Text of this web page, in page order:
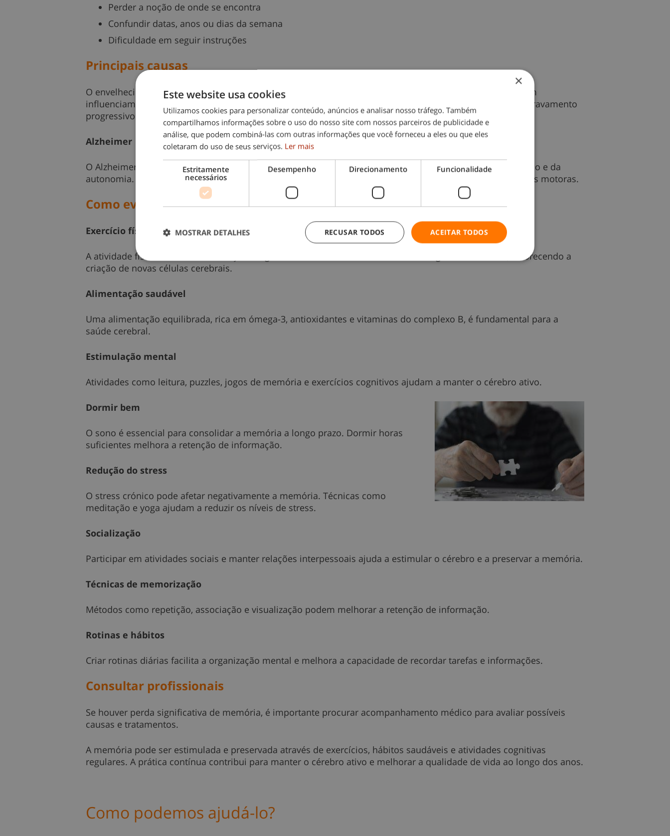
Perder a noção de onde se encontra
Confundir datas, anos ou dias da semana
Dificuldade em seguir instruções
Principais causas
O envelhecimento natural pode afetar a memória. Problemas emocionais, como depressão e luto, também
influenciam a capacidade de recordar. Além disso, doenças como demência e Alzheimer provocam um agravamento
progressivo das funções cognitivas.
Alzheimer
O Alzheimer é uma doença grave que afeta os neurónios e provoca deterioração da memória, da orientação e da
autonomia. Em fases mais avançadas, a pessoa pode deixar de reconhecer familiares e perder capacidades motoras.
Como evitar a perda de memória
Exercício físico
A atividade física melhora a circulação sanguínea e aumenta o fornecimento de oxigénio ao cérebro, favorecendo a
criação de novas células cerebrais.
Alimentação saudável
Uma alimentação equilibrada, rica em ómega-3, antioxidantes e vitaminas do complexo B, é fundamental para a
saúde cerebral.
Estimulação mental
Atividades como leitura, puzzles, jogos de memória e exercícios cognitivos ajudam a manter o cérebro ativo.
Dormir bem
O sono é essencial para consolidar a memória a longo prazo. Dormir horas
suficientes melhora a retenção de informação.
Redução do stress
O stress crónico pode afetar negativamente a memória. Técnicas como
meditação e yoga ajudam a reduzir os níveis de stress.
Socialização
Participar em atividades sociais e manter relações interpessoais ajuda a estimular o cérebro e a preservar a memória.
Técnicas de memorização
Métodos como repetição, associação e visualização podem melhorar a retenção de informação.
Rotinas e hábitos
Criar rotinas diárias facilita a organização mental e melhora a capacidade de recordar tarefas e informações.
Consultar profissionais
Se houver perda significativa de memória, é importante procurar acompanhamento médico para avaliar possíveis
causas e tratamentos.
A memória pode ser estimulada e preservada através de exercícios, hábitos saudáveis e atividades cognitivas
regulares. A prática contínua contribui para manter o cérebro ativo e melhorar a qualidade de vida ao longo dos anos.
Como podemos ajudá-lo?
×
Este website usa cookies
Utilizamos cookies para personalizar conteúdo, anúncios e analisar nosso tráfego. Também
compartilhamos informações sobre o uso do nosso site com nossos parceiros de publicidade e
análise, que podem combiná-las com outras informações que você forneceu a eles ou que eles
coletaram do uso de seus serviços. Ler mais
Estritamente
necessários
Desempenho Direcionamento Funcionalidade
ACEITAR TODOS
RECUSAR TODOS
MOSTRAR DETALHES